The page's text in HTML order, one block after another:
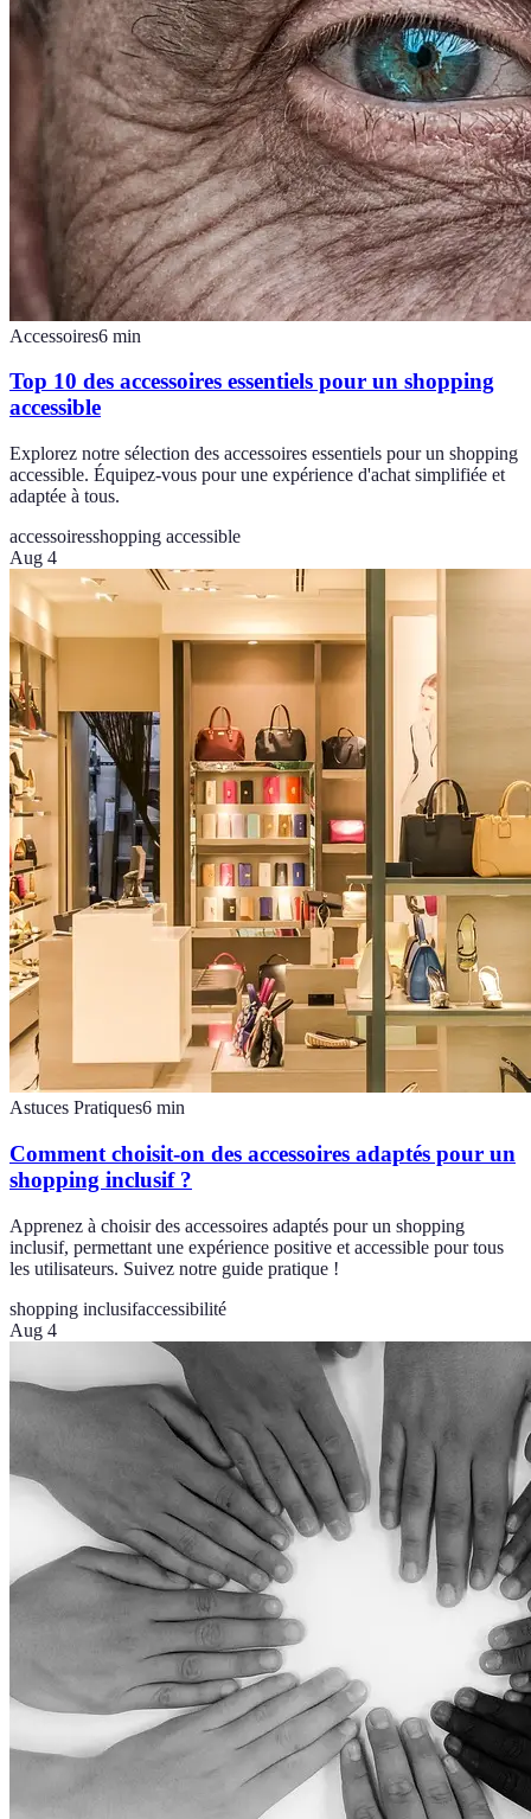
Accessoires6 min
Top 10 des accessoires essentiels pour un shopping
accessible
Explorez notre sélection des accessoires essentiels pour un shopping
accessible. Équipez-vous pour une expérience d'achat simplifiée et
adaptée à tous.
accessoiresshopping accessible
Aug 4
Astuces Pratiques6 min
Comment choisit-on des accessoires adaptés pour un
shopping inclusif ?
Apprenez à choisir des accessoires adaptés pour un shopping
inclusif, permettant une expérience positive et accessible pour tous
les utilisateurs. Suivez notre guide pratique !
shopping inclusifaccessibilité
Aug 4